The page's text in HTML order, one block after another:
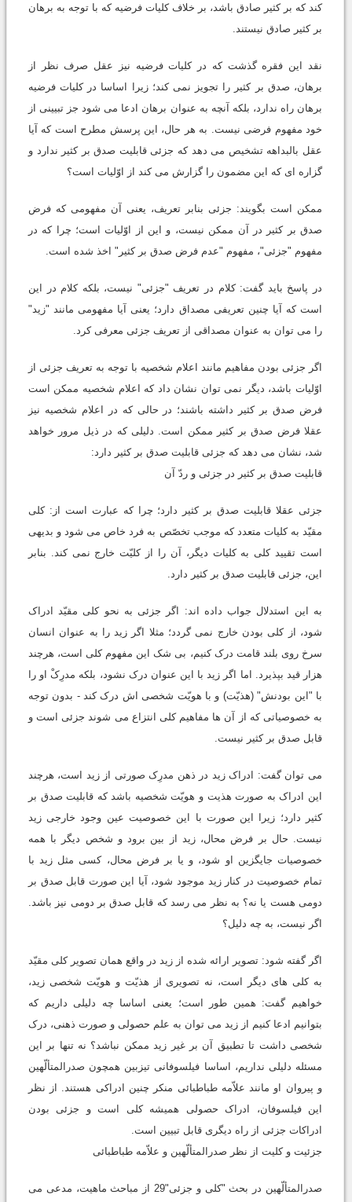
کند که بر کثیر صادق باشد، بر خلاف کلیات فرضیه که با توجه به برهان
بر کثیر صادق نیستند.
نقد این فقره گذشت که در کلیات فرضیه نیز عقل صرف نظر از
برهان، صدق بر کثیر را تجویز نمی کند؛ زیرا اساسا در کلیات فرضیه
برهان راه ندارد، بلکه آنچه به عنوان برهان ادعا می شود جز تبیینی از
خود مفهوم فرضی نیست. به هر حال، این پرسش مطرح است که آیا
عقل بالبداهه تشخیص می دهد که جزئی قابلیت صدق بر کثیر ندارد و
گزاره ای که این مضمون را گزارش می کند از اوّلیات است؟
ممکن است بگویند: جزئی بنابر تعریف، یعنی آن مفهومی که فرض
صدق بر کثیر در آن ممکن نیست، و این از اوّلیات است؛ چرا که در
مفهوم "جزئی"، مفهوم "عدم فرض صدق بر کثیر" اخذ شده است.
در پاسخ باید گفت: کلام در تعریف "جزئی" نیست، بلکه کلام در این
است که آیا چنین تعریفی مصداق دارد؛ یعنی آیا مفهومی مانند "زید"
را می توان به عنوان مصداقی از تعریف جزئی معرفی کرد.
اگر جزئی بودن مفاهیم مانند اعلام شخصیه با توجه به تعریف جزئی از
اوّلیات باشد، دیگر نمی توان نشان داد که اعلام شخصیه ممکن است
فرض صدق بر کثیر داشته باشند؛ در حالی که در اعلام شخصیه نیز
عقلا فرض صدق بر کثیر ممکن است. دلیلی که در ذیل مرور خواهد
شد، نشان می دهد که جزئی قابلیت صدق بر کثیر دارد:
قابلیت صدق بر کثیر در جزئی و ردّ آن
جزئی عقلا قابلیت صدق بر کثیر دارد؛ چرا که عبارت است از: کلی
مقیّد به کلیات متعدد که موجب تخصّص به فرد خاص می شود و بدیهی
است تقیید کلی به کلیات دیگر، آن را از کلیّت خارج نمی کند. بنابر
این، جزئی قابلیت صدق بر کثیر دارد.
به این استدلال جواب داده اند: اگر جزئی به نحو کلی مقیّد ادراک
شود، از کلی بودن خارج نمی گردد؛ مثلا اگر زید را به عنوان انسان
سرخ روی بلند قامت درک کنیم، بی شک این مفهوم کلی است، هرچند
هزار قید بپذیرد. اما اگر زید با این عنوان درک نشود، بلکه مدرِکْ او را
با "این بودنش" (هذیّت) و با هویّت شخصی اش درک کند - بدون توجه
به خصوصیاتی که از آن ها مفاهیم کلی انتزاع می شوند جزئی است و
قابل صدق بر کثیر نیست.
می توان گفت: ادراک زید در ذهن مدرِک صورتی از زید است، هرچند
این ادراک به صورت هذیت و هویّت شخصیه باشد که قابلیت صدق بر
کثیر دارد؛ زیرا این صورت با این خصوصیت عین وجود خارجی زید
نیست. حال بر فرض محال، زید از بین برود و شخص دیگر با همه
خصوصیات جایگزین او شود، و یا بر فرض محال، کسی مثل زید با
تمام خصوصیت در کنار زید موجود شود، آیا این صورت قابل صدق بر
دومی هست یا نه؟ به نظر می رسد که قابل صدق بر دومی نیز باشد.
اگر نیست، به چه دلیل؟
اگر گفته شود: تصویر ارائه شده از زید در واقع همان تصویر کلی مقیّد
به کلی های دیگر است، نه تصویری از هذیّت و هویّت شخصی زید،
خواهیم گفت: همین طور است؛ یعنی اساسا چه دلیلی داریم که
بتوانیم ادعا کنیم از زید می توان به علم حصولی و صورت ذهنی، درک
شخصی داشت تا تطبیق آن بر غیر زید ممکن نباشد؟ نه تنها بر این
مسئله دلیلی نداریم، اساسا فیلسوفانی تیزبین همچون صدرالمتألّهین
و پیروان او مانند علاّمه طباطبائی منکر چنین ادراکی هستند. از نظر
این فیلسوفان، ادراک حصولی همیشه کلی است و جزئی بودن
ادراکات جزئی از راه دیگری قابل تبیین است.
جزئیت و کلیت از نظر صدرالمتألّهین و علاّمه طباطبائی
صدرالمتألّهین در بحث "کلی و جزئی"29 از مباحث ماهیت، مدعی می